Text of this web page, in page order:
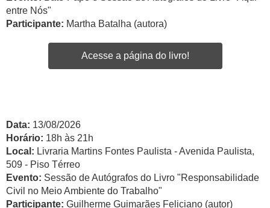
entre Nós"
Participante: Martha Batalha (autora)
Acesse a página do livro!
Data: 13/08/2026
Horário: 18h às 21h
Local: Livraria Martins Fontes Paulista - Avenida Paulista,
509 - Piso Térreo
Evento: Sessão de Autógrafos do Livro "Responsabilidade
Civil no Meio Ambiente do Trabalho"
Participante: Guilherme Guimarães Feliciano (autor)